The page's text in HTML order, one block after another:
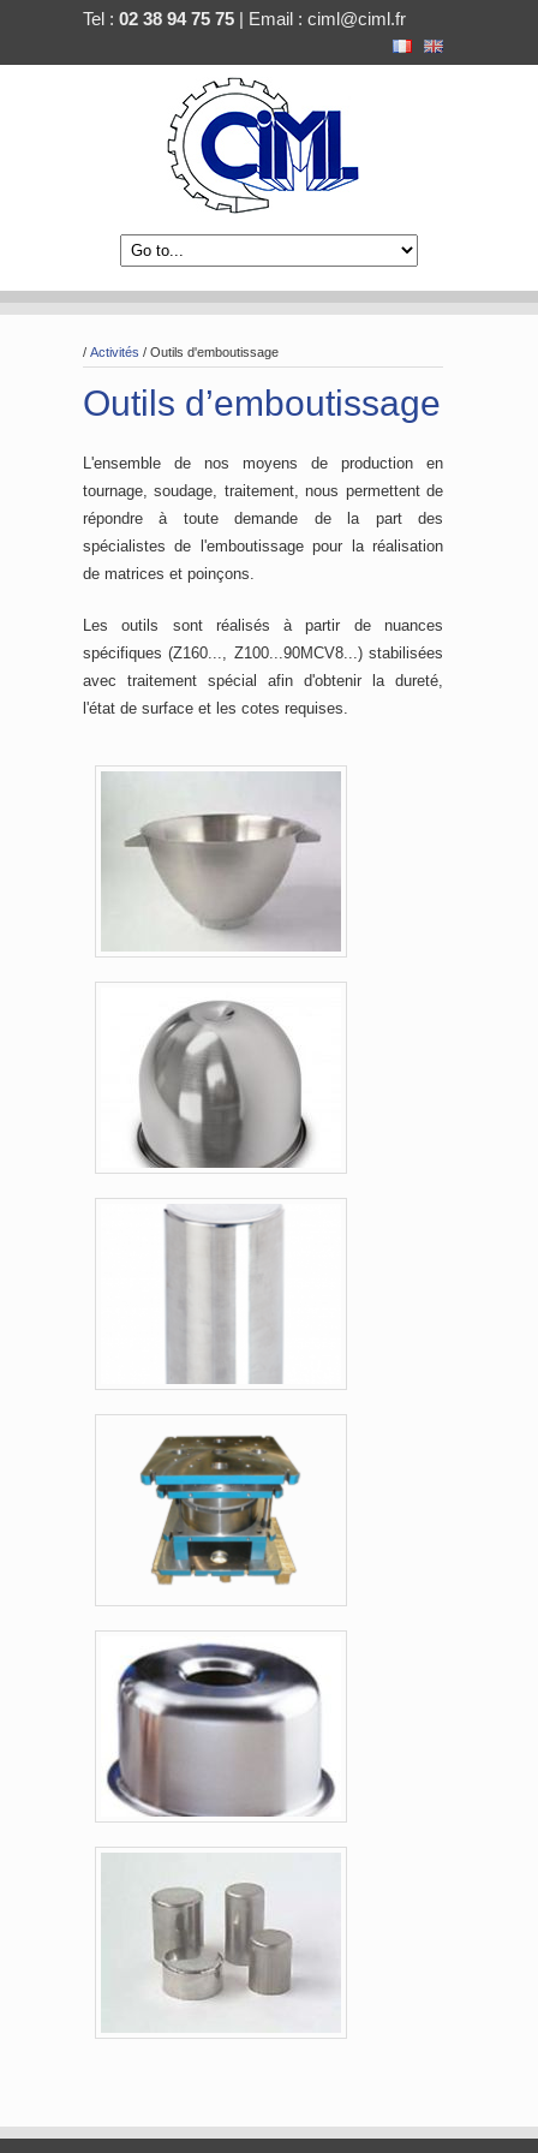
Tel : 02 38 94 75 75 | Email : ciml@ciml.fr
/ Activités / Outils d'emboutissage
Outils d’emboutissage
L'ensemble de nos moyens de production en
tournage, soudage, traitement, nous permettent de
répondre à toute demande de la part des
spécialistes de l'emboutissage pour la réalisation
de matrices et poinçons.
Les outils sont réalisés à partir de nuances
spécifiques (Z160..., Z100...90MCV8...) stabilisées
avec traitement spécial afin d'obtenir la dureté,
l'état de surface et les cotes requises.